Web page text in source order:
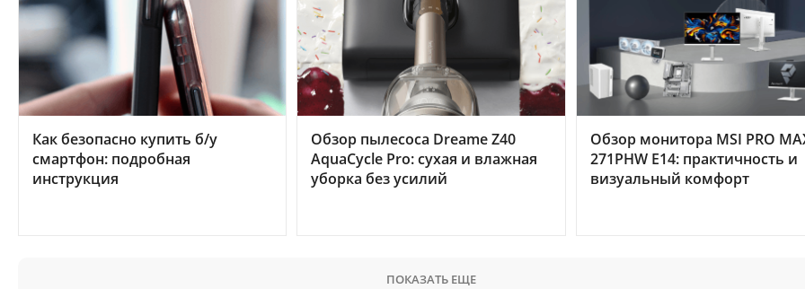
Как безопасно купить б/у
смартфон: подробная
инструкция
Обзор пылесоса Dreame Z40
AquaCycle Pro: сухая и влажная
уборка без усилий
Обзор монитора MSI PRO
271PHW E14: практичность и
визуальный комфорт
ПОКАЗАТЬ ЕЩЕ